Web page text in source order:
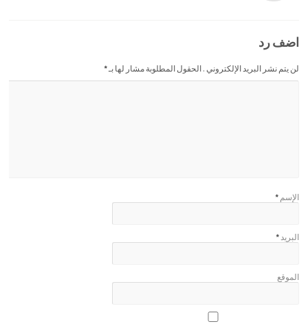
اضف رد
لن يتم نشر البريد الإلكتروني . الحقول المطلوبة مشار لها بـ*
الإسم *
البريد *
الموقع